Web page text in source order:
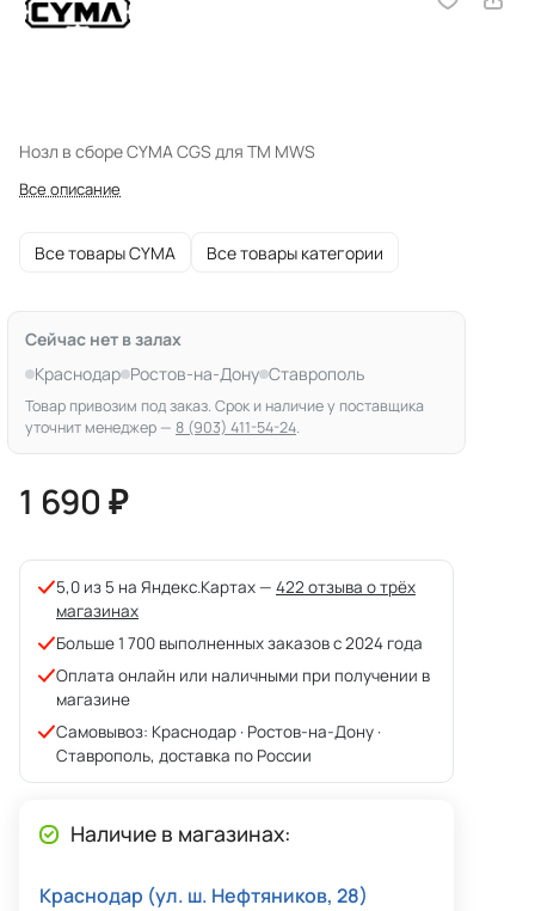
Нозл в сборе CYMA CGS для TM MWS
Все описание
Все товары CYMA Все товары категории
Сейчас нет в залах
Краснодар Ростов-на-Дону Ставрополь
Товар привозим под заказ. Срок и наличие у поставщика
уточнит менеджер — 8 (903) 411-54-24.
1 690 ₽
5,0 из 5 на Яндекс.Картах — 422 отзыва о трёх
магазинах
Больше 1 700 выполненных заказов с 2024 года
Оплата онлайн или наличными при получении в
магазине
Самовывоз: Краснодар · Ростов-на-Дону ·
Ставрополь, доставка по России
Наличие в магазинах:
Краснодар (ул. ш. Нефтяников, 28)